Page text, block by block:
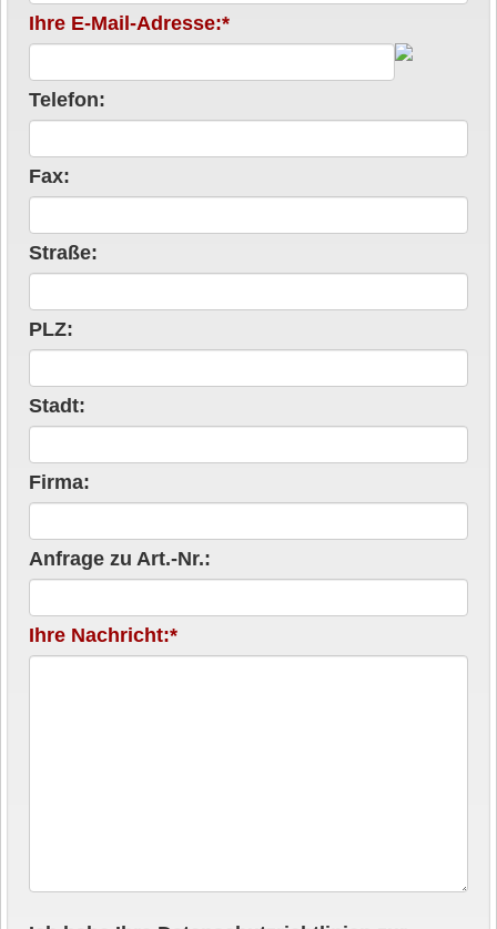
Ihre E-Mail-Adresse:*
Telefon:
Fax:
Straße:
PLZ:
Stadt:
Firma:
Anfrage zu Art.-Nr.:
Ihre Nachricht:*